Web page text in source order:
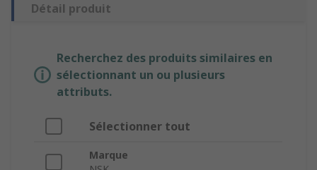
Détail produit
Recherchez des produits similaires en
sélectionnant un ou plusieurs
attributs.
Sélectionner tout
Marque